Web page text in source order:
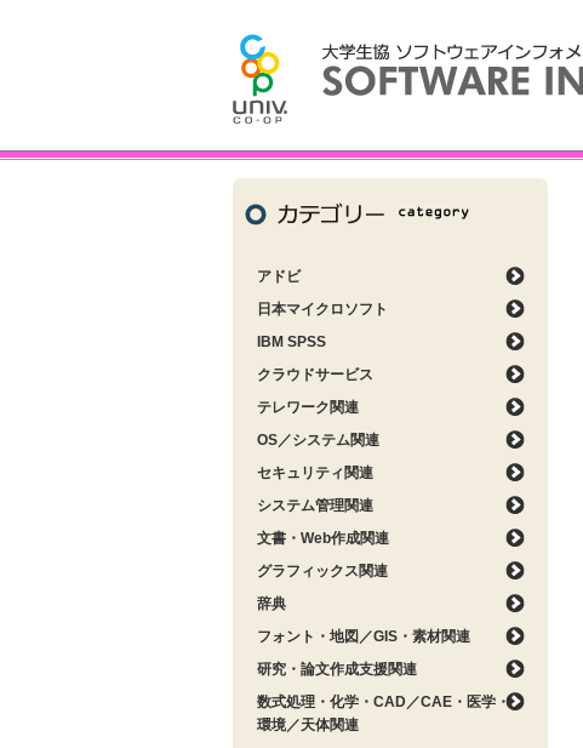
アドビ
日本マイクロソフト
IBM SPSS
クラウドサービス
テレワーク関連
OS／システム関連
セキュリティ関連
システム管理関連
文書・Web作成関連
グラフィックス関連
辞典
フォント・地図／GIS・素材関連
研究・論文作成支援関連
数式処理・化学・CAD／CAE・医学・
環境／天体関連